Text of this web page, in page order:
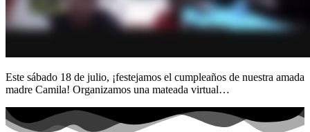
Este sábado 18 de julio, ¡festejamos el cumpleaños de nuestra amada
madre Camila! Organizamos una mateada virtual…